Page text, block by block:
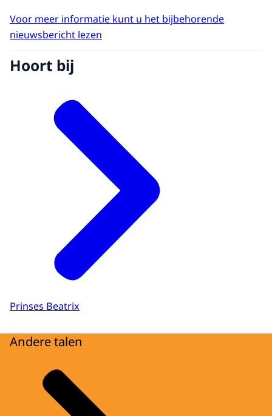
Voor meer informatie kunt u het bijbehorende
nieuwsbericht lezen
Hoort bij
Prinses Beatrix
Andere talen